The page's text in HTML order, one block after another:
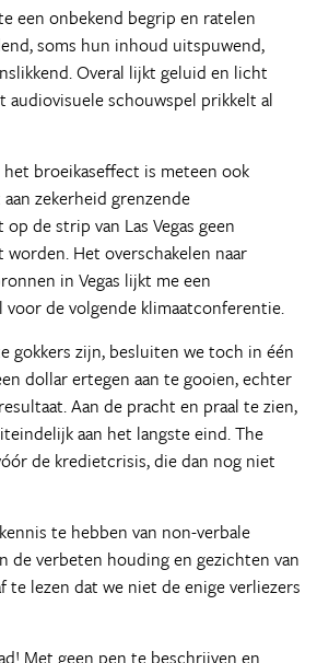
een onbekend begrip en ratelen
soms hun inhoud uitspuwend,
Overal lijkt geluid en licht
audiovisuele schouwspel prikkelt al
het broeikaseffect is meteen ook
zekerheid grenzende
de strip van Las Vegas geen
Het overschakelen naar
in Vegas lijkt me een
de volgende klimaatconferentie.
gokkers zijn, besluiten we toch in één
dollar ertegen aan te gooien, echter
Aan de pracht en praal te zien,
aan het langste eind. The
de kredietcrisis, die dan nog niet
te hebben van non-verbale
de verbeten houding en gezichten van
te lezen dat we niet de enige verliezers
Met geen pen te beschrijven en